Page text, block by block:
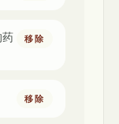
移除
移除